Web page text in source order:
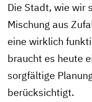
Die Stadt, wie wir
Mischung aus
eine wirklich
braucht es heute
sorgfältige
berücksichtigt.